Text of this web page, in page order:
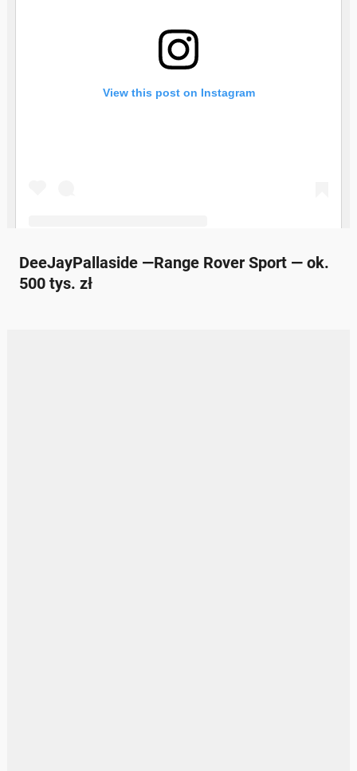
DeeJayPallaside —Range Rover Sport — ok.
500 tys. zł